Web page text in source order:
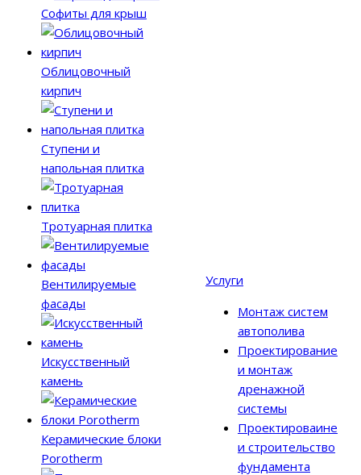
Софиты для крыш
Облицовочный
кирпич
Ступени и
напольная плитка
Тротуарная плитка
Вентилируемые
фасады
Искусственный
камень
Керамические блоки
Porotherm
Услуги
Монтаж систем
автополива
Проектирование
и монтаж
дренажной
системы
Проектироваине
и строительство
фундамента